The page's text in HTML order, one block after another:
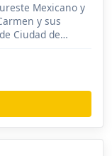
Mexicano y
y sus
Ciudad de